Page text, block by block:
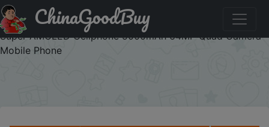
Купити по знижці 11Schinaplanet31 Original Samsung
Galaxy A53 5G Smartphone Exynos 1280 6.5'' 120Hz
Super AMOLED Cellphone 5000mAh 64MP Quad Camera
Mobile Phone
ChinaGoodBuy